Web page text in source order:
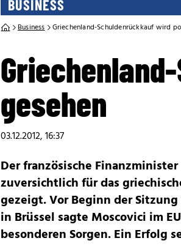
BUSINESS
Business Griechenland-Schuldenrückkauf wird
gesehen
03.12.2012, 16:37
Der französische
zuversichtlich für das
gezeigt. Vor Beginn der
in Brüssel sagte Moscovici im
besonderen Sorgen. Ein Erfolg